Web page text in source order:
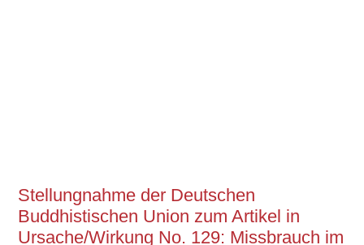
Stellungnahme der Deutschen
Buddhistischen Union zum Artikel in
Ursache/Wirkung No. 129: Missbrauch im